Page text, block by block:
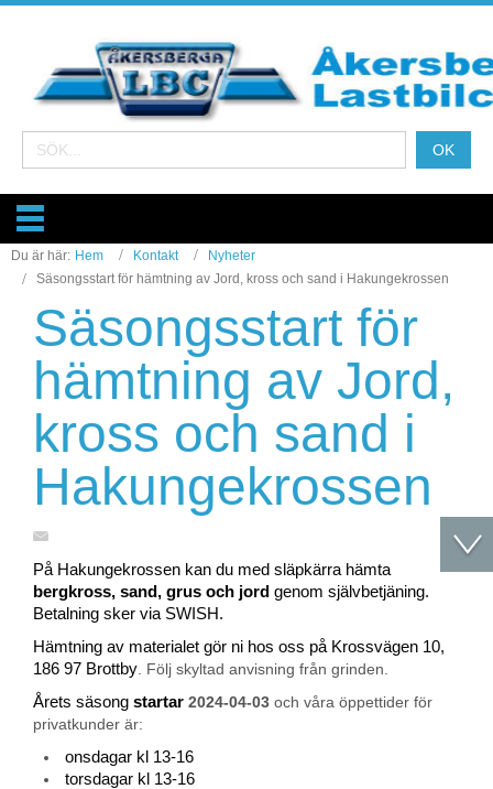
Du är här: Hem Kontakt
Nyheter
Säsongsstart för hämtning av Jord, kross och sand i Hakungekrossen
Säsongsstart för
hämtning av Jord,
kross och sand i
Hakungekrossen
På Hakungekrossen kan du med släpkärra hämta
bergkross, sand, grus och jord genom självbetjäning.
Betalning sker via SWISH.
Hämtning av materialet gör ni hos oss på Krossvägen 10,
186 97 Brottby . Följ skyltad anvisning från grinden.
Årets säsong startar 2024-04-03 och våra öppettider för
privatkunder är:
onsdagar kl 13-16
torsdagar kl 13-16